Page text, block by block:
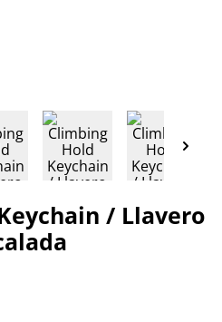
/ Llavero